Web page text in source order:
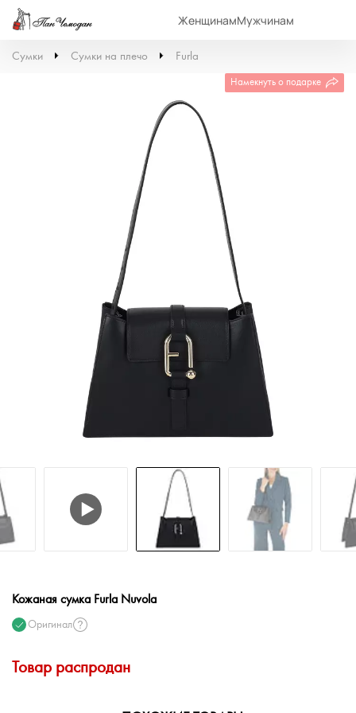
ЖенщинамМужчинам
Сумки Сумки на плечо Furla
Намекнуть о подарке
Кожаная сумка Furla Nuvola
Оригинал
Товар распродан